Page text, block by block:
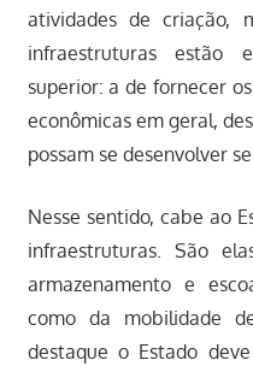
atividades de criação,
infraestruturas estão
superior: a de fornecer
econômicas em geral,
possam se desenvolver
Nesse sentido, cabe ao
infraestruturas. São
armazenamento e
como da mobilidade
destaque o Estado